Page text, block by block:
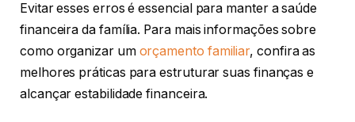
Evitar esses erros é essencial para manter a saúde
financeira da família. Para mais informações sobre
como organizar um orçamento familiar, confira as
melhores práticas para estruturar suas finanças e
alcançar estabilidade financeira.